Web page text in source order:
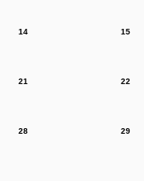
14 15
21 22
28 29